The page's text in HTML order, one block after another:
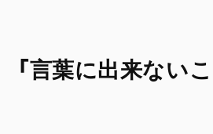
「言葉に出来ない